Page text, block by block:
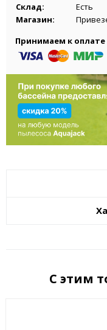
Склад:
Есть
Магазин:
Принимаем к оплате
С этим